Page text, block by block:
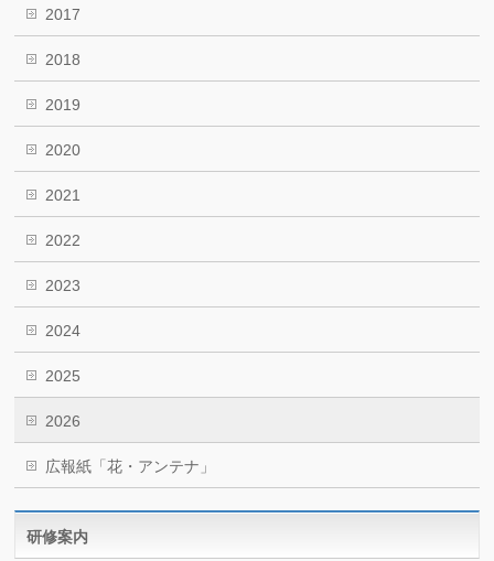
2017
2018
2019
2020
2021
2022
2023
2024
2025
2026
広報紙「花・アンテナ」
研修案内